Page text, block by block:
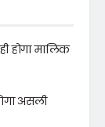
होगा मालिक
असली